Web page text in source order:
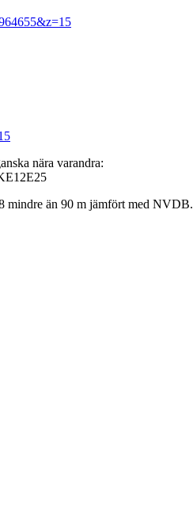
nära varandra:
mindre än 90 m jämfört med NVDB.